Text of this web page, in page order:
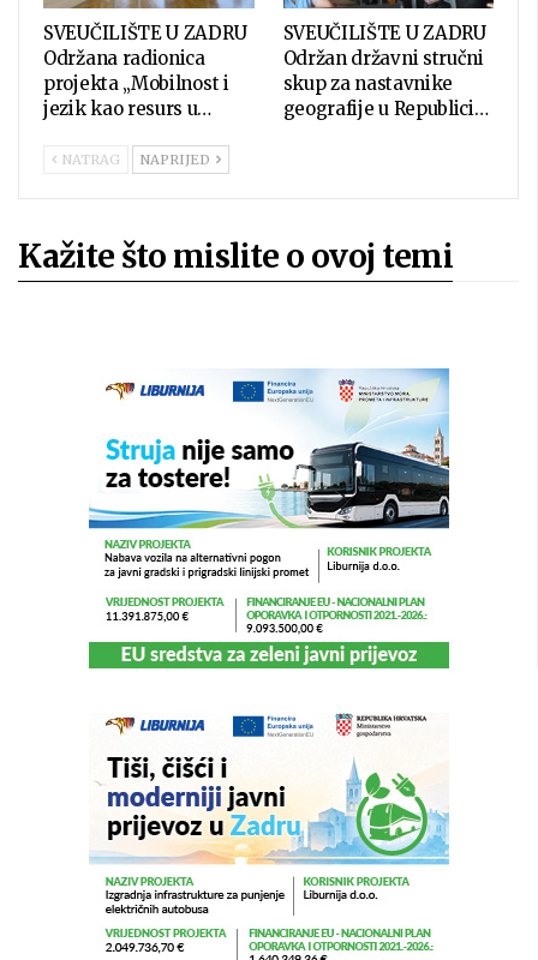
SVEUČILIŠTE U ZADRU
Održana radionica
projekta „Mobilnost i
jezik kao resurs u…
SVEUČILIŠTE U ZADRU
Održan državni stručni
skup za nastavnike
geografije u Republici…
NATRAG NAPRIJED
Kažite što mislite o ovoj temi